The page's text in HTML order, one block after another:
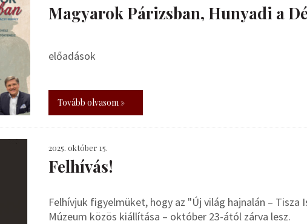
​Magyarok Párizsban, Hunyadi a
előadások
Tovább olvasom »
2025. október 15.
Felhívás!
Felhívjuk figyelmüket, hogy az "Új világ hajnalán – Tisza
Múzeum közös kiállítása – október 23-ától zárva lesz.